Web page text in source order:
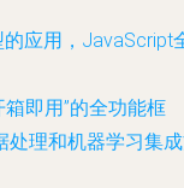
的应用，JavaScript
箱即用”的全功能框
处理和机器学习集